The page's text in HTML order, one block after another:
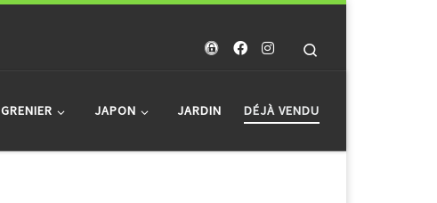
GRENIER JAPON JARDIN DÉJÀ VENDU